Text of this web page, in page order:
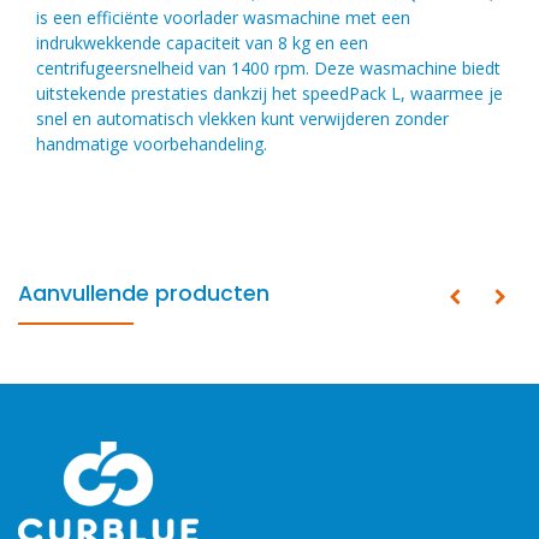
is een efficiënte voorlader wasmachine met een
indrukwekkende capaciteit van 8 kg en een
centrifugeersnelheid van 1400 rpm. Deze wasmachine biedt
uitstekende prestaties dankzij het speedPack L, waarmee je
snel en automatisch vlekken kunt verwijderen zonder
handmatige voorbehandeling.
Aanvullende producten